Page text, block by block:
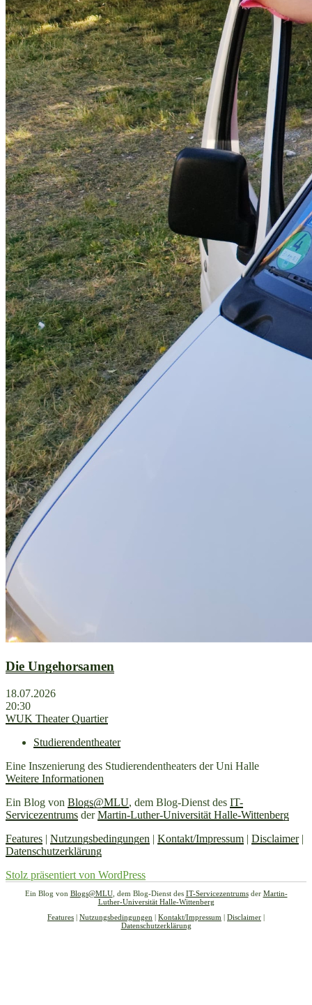
Die Ungehorsamen
18.07.2026
20:30
WUK Theater Quartier
Studierendentheater
Eine Inszenierung des Studierendentheaters der Uni Halle
Weitere Informationen
Ein Blog von Blogs@MLU, dem Blog-Dienst des IT-
Servicezentrums derMartin-Luther-Universität Halle-Wittenberg
Features | Nutzungsbedingungen | Kontakt/Impressum | Disclaimer|
Datenschutzerklärung
Stolz präsentiert von WordPress
Ein Blog von Blogs@MLU, dem Blog-Dienst des IT-Servicezentrumsder Martin-
Luther-Universität Halle-Wittenberg
Features | Nutzungsbedingungen | Kontakt/Impressum | Disclaimer |
Datenschutzerklärung